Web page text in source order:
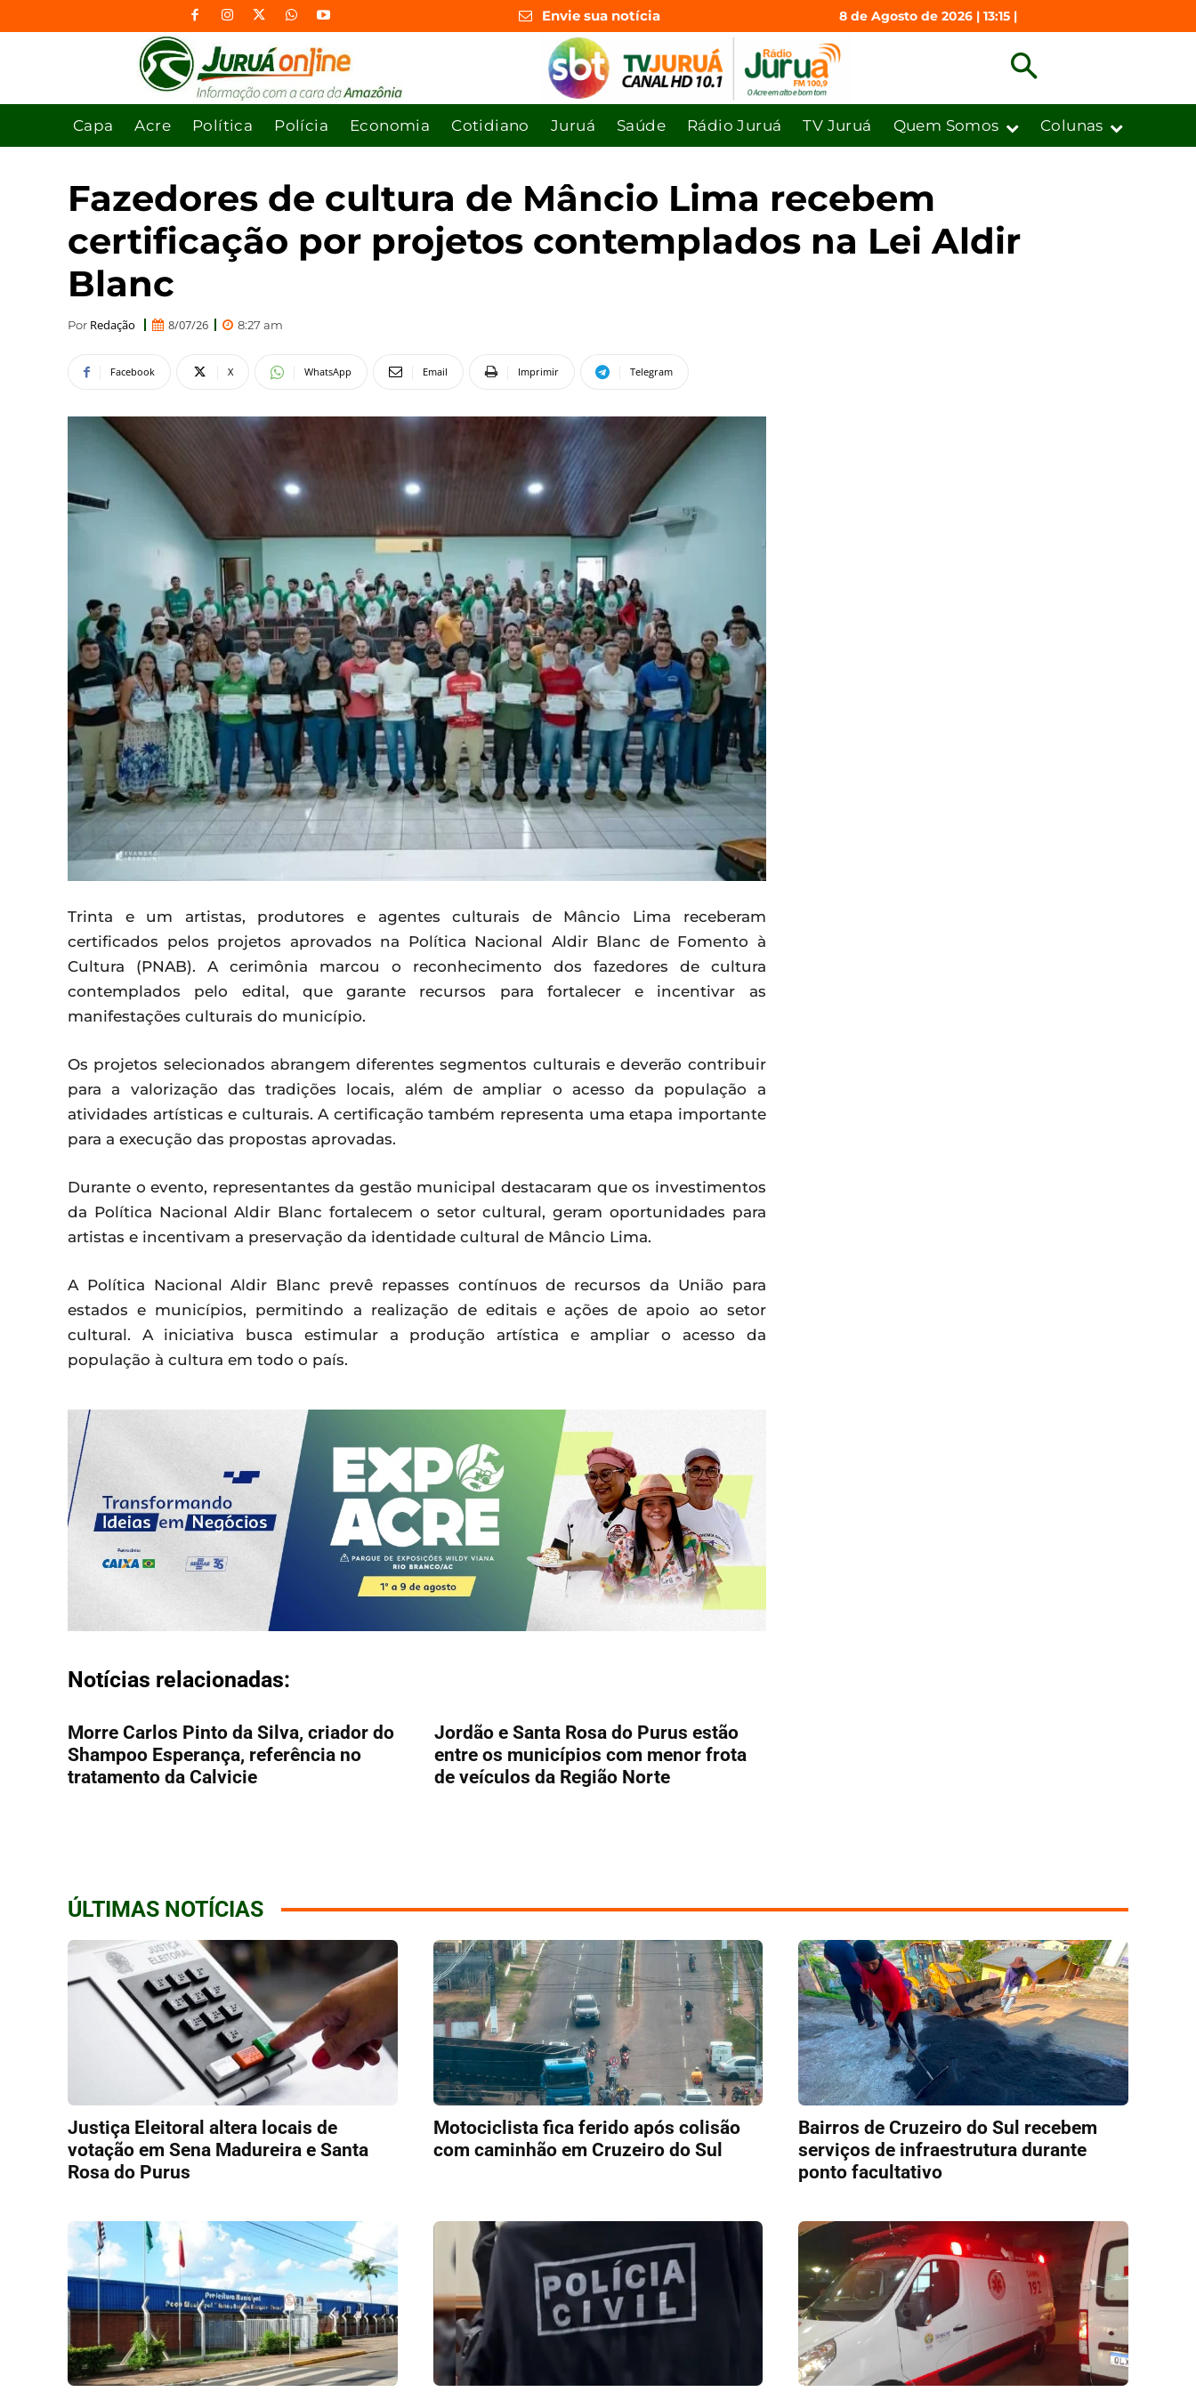
Envie sua notícia 8 de Agosto de 2026 | 13:15 |
Capa Acre Política Polícia Economia Cotidiano Juruá Saúde Rádio Juruá TV Juruá Quem Somos Colunas
Fazedores de cultura de Mâncio Lima recebem
certificação por projetos contemplados na Lei Aldir
Blanc
Por Redação 8/07/26 8:27 am
Facebook X WhatsApp Email Imprimir Telegram
Trinta e um artistas, produtores e agentes culturais de Mâncio Lima receberam
certificados pelos projetos aprovados na Política Nacional Aldir Blanc de Fomento à
Cultura (PNAB). A cerimônia marcou o reconhecimento dos fazedores de cultura
contemplados pelo edital, que garante recursos para fortalecer e incentivar as
manifestações culturais do município.
Os projetos selecionados abrangem diferentes segmentos culturais e deverão contribuir
para a valorização das tradições locais, além de ampliar o acesso da população a
atividades artísticas e culturais. A certificação também representa uma etapa importante
para a execução das propostas aprovadas.
Durante o evento, representantes da gestão municipal destacaram que os investimentos
da Política Nacional Aldir Blanc fortalecem o setor cultural, geram oportunidades para
artistas e incentivam a preservação da identidade cultural de Mâncio Lima.
A Política Nacional Aldir Blanc prevê repasses contínuos de recursos da União para
estados e municípios, permitindo a realização de editais e ações de apoio ao setor
cultural. A iniciativa busca estimular a produção artística e ampliar o acesso da
população à cultura em todo o país.
Notícias relacionadas:
Morre Carlos Pinto da Silva, criador do
Shampoo Esperança, referência no
tratamento da Calvicie
Jordão e Santa Rosa do Purus estão
entre os municípios com menor frota
de veículos da Região Norte
ÚLTIMAS NOTÍCIAS
Justiça Eleitoral altera locais de
votação em Sena Madureira e Santa
Rosa do Purus
Motociclista fica ferido após colisão
com caminhão em Cruzeiro do Sul
Bairros de Cruzeiro do Sul recebem
serviços de infraestrutura durante
ponto facultativo